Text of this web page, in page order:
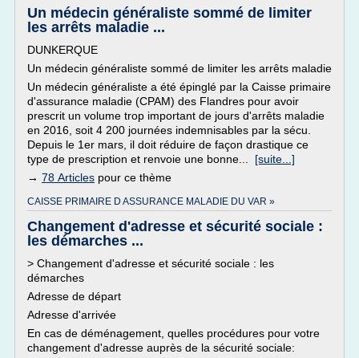
Un médecin généraliste sommé de limiter
les arrêts maladie ...
DUNKERQUE
Un médecin généraliste sommé de limiter les arrêts maladie
Un médecin généraliste a été épinglé par la Caisse primaire
d'assurance maladie (CPAM) des Flandres pour avoir
prescrit un volume trop important de jours d'arrêts maladie
en 2016, soit 4 200 journées indemnisables par la sécu.
Depuis le 1er mars, il doit réduire de façon drastique ce
type de prescription et renvoie une bonne... [suite...]
→ 78 Articles pour ce thème
CAISSE PRIMAIRE D ASSURANCE MALADIE DU VAR »
Changement d'adresse et sécurité sociale :
les démarches ...
> Changement d'adresse et sécurité sociale : les
démarches
Adresse de départ
Adresse d'arrivée
En cas de déménagement, quelles procédures pour votre
changement d'adresse auprès de la sécurité sociale: